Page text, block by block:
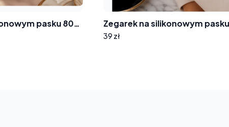
Zegarek na sylikonowym pasku 8004 tarcza cyferki cyrkonie
39 zł